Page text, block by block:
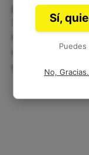
perdemos
Sin embargo,
cada momento
gloria y poder
Sí,
No,